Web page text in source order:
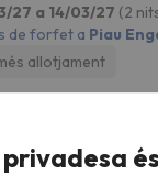
27 a 14/03/27 (2
de forfet a Piau
allotjament